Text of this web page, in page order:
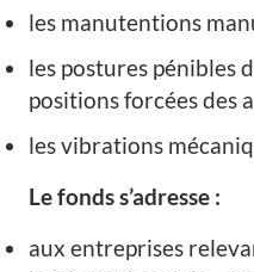
les manutentions
les postures pénibles
positions forcées des
les vibrations
Le fonds s’adresse :
aux entreprises